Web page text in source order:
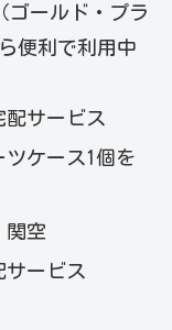
ールド・プラ
便利で利用中
サービス
ケース1個を
関空
ービス